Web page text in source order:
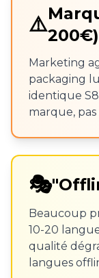
⚠️200€)
Marketing
packaging
identique
marque,
🎭
Beaucoup
10-20
qualité
langues